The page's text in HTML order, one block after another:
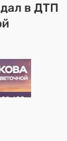
в ДТП